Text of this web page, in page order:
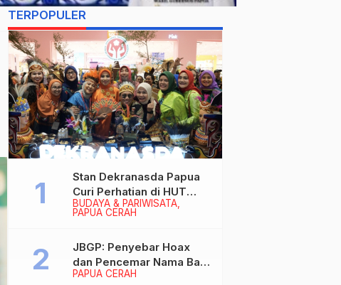
TERPOPULER
BUDAYA & PARIWISATA
PAPUA CERAH
Stan Dekranasda Papua
Curi Perhatian di HUT
Dekranas 2026, Ibu
PAPUA CERAH
JBGP: Penyebar Hoax
dan Pencemar Nama Baik
Gubernur Papua Siap